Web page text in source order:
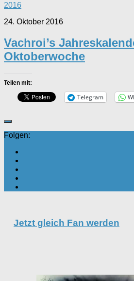
2016
24. Oktober 2016
Vachroi’s
Oktoberwoche
Teilen mit:
Telegram
Folgen:
Jetzt gleich Fan werden